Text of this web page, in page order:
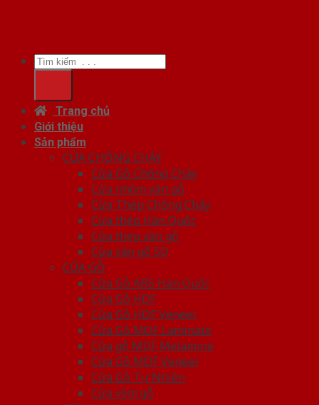
Tìm
kiếm:
Trang chủ
Giới thiệu
Sản phẩm
CỬA CHỐNG CHÁY
Cửa Gỗ Chống Cháy
Cửa nhôm vân gỗ
Cửa Thép Chống Cháy
Cửa thép Hàn Quốc
Cửa thép vân gỗ
Cửa vân gỗ 5D
CỬA GỖ
Cửa Gỗ ABS Hàn Quốc
Cửa Gỗ HDF
Cửa Gỗ HDF Veneer
Cửa Gỗ MDF Laminate
Cửa gỗ MDF Melamine
Cửa Gỗ MDF Veneer
Cửa Gỗ Tự Nhiên
Cửa vòm gỗ